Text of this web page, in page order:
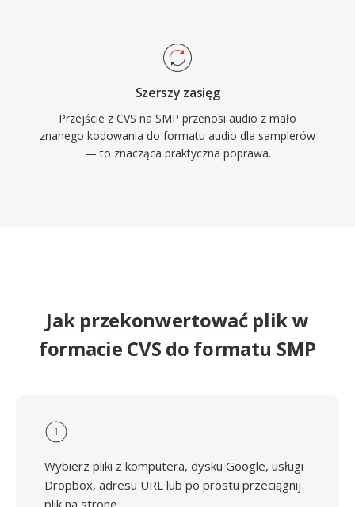
Szerszy zasięg
Przejście z CVS na SMP przenosi audio z mało
znanego kodowania do formatu audio dla samplerów
— to znacząca praktyczna poprawa.
Jak przekonwertować plik w
formacie CVS do formatu SMP
1
Wybierz pliki z komputera, dysku Google, usługi
Dropbox, adresu URL lub po prostu przeciągnij
plik na stronę.